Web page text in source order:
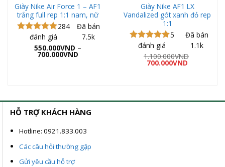
Giày Nike Air Force 1 – AF1
trắng full rep 1:1 nam, nữ
Được xếp
hạng4.98
284
đánh giá
Đã bán
7.5k
550.000VND –
700.000VND
Giày Nike AF1 LX
Vandalized gót xanh đỏ rep
1:1
Được xếp
hạng 5.00
5 sao
5
đánh giá
Đã bán
1.1k
1.100.000VND
Giá
gốc
700.000VND
HỖ TRỢ KHÁCH HÀNG
Hotline: 0921.833.003
Các câu hỏi thường gặp
Gửi yêu cầu hỗ trợ